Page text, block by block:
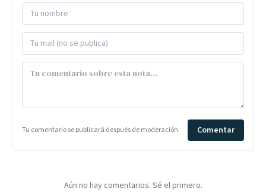
Tu comentario se publicará después de moderación. Comentar
Aún no hay comentarios. Sé el primero.